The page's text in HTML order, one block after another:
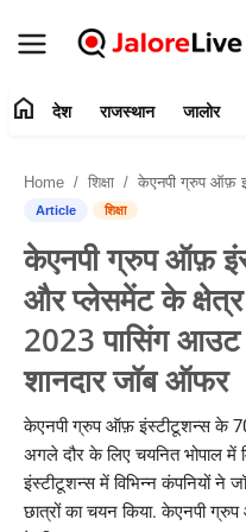
संपर्क करें
देश
राजस्थान
जालोर
खेल
शिक्षा
home देश राजस्थान जालोर
Home शिक्षा केएनपी ग्रुप ऑफ़ इंस्टीटूशन्स ने उच्च शिक्षा और प्लेसमेंट के
Article शिक्षा
केएनपी ग्रुप ऑफ़
और प्लेसमेंट के क्षेत्र
2023 पासिंग आउट
शानदार जॉब ऑफर
केएनपी ग्रुप ऑफ़ इंस्टीटूशन्स के
अगले दौर के लिए चयनित भोपाल
इंस्टीटूशन्स में विभिन्न कंपनियों ने
छात्रों का चयन किया. केएनपी